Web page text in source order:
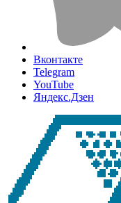
Вконтакте
Telegram
YouTube
Яндекс.Дзен